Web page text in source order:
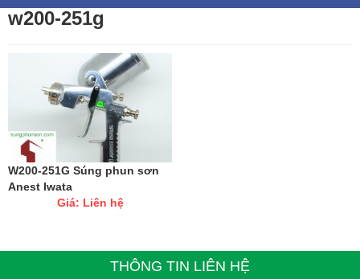
w200-251g
W200-251G Súng phun sơn
Anest Iwata
Giá: Liên hệ
THÔNG TIN LIÊN HỆ